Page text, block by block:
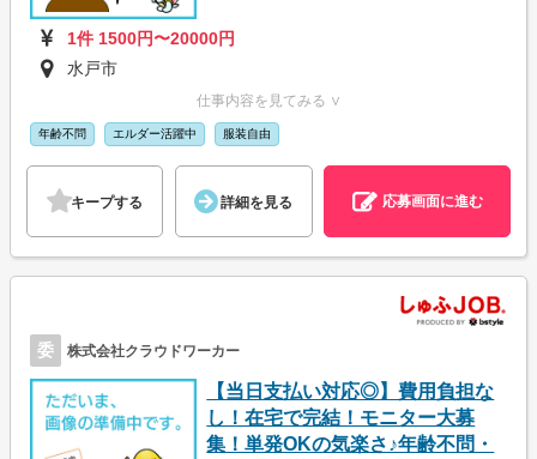
1件 1500円〜20000円
水戸市
仕事内容を見てみる ∨
年齢不問 エルダー活躍中 服装自由
キープする 詳細を見る 応募画面に進む
委 株式会社クラウドワーカー
【当日支払い対応◎】費用負担な
し！在宅で完結！モニター大募
集！単発OKの気楽さ♪年齢不問・